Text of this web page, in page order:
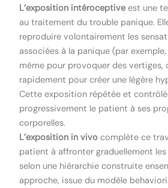
L’exposition intéroceptiveest une
au traitement du trouble panique.
reproduire volontairement les
associées à la panique (par
même pour provoquer des vertiges,
rapidement pour créer une légère
Cette exposition répétée et
progressivement le patient à ses
corporelles.
L’exposition in vivo complète ce
patient à affronter graduellement
selon une hiérarchie construite
approche, issue du modèle